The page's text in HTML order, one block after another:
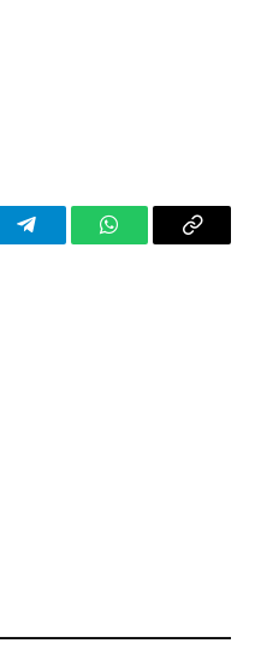
TelegramWhatsAppCopy